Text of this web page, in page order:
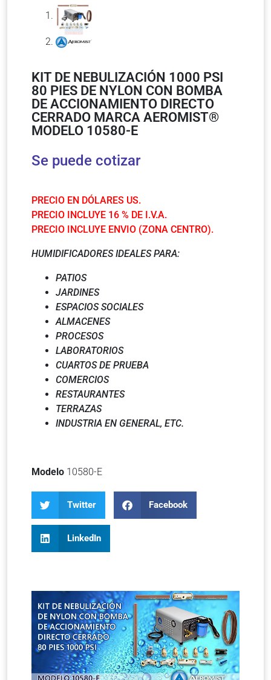
KIT DE NEBULIZACIÓN 1000 PSI
80 PIES DE NYLON CON BOMBA
DE ACCIONAMIENTO DIRECTO
CERRADO MARCA AEROMIST®
MODELO 10580-E
Se puede cotizar
PRECIO EN DÓLARES US.
PRECIO INCLUYE 16 % DE I.V.A.
PRECIO INCLUYE ENVIO (ZONA CENTRO).
HUMIDIFICADORES IDEALES PARA:
PATIOS
JARDINES
ESPACIOS SOCIALES
ALMACENES
PROCESOS
LABORATORIOS
CUARTOS DE PRUEBA
COMERCIOS
RESTAURANTES
TERRAZAS
INDUSTRIA EN GENERAL, ETC.
Modelo 10580-E
Twitter Facebook
LinkedIn